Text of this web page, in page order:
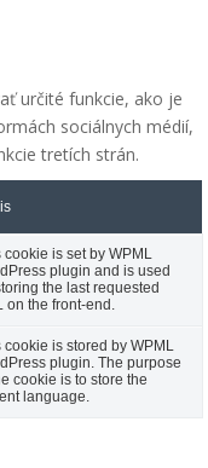
určité funkcie, ako je
sociálnych médií,
tretích strán.
cookie is set by WPML
plugin and is used
the last requested
on the front-end.
cookie is stored by WPML
plugin. The purpose
cookie is to store the
language.